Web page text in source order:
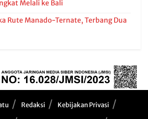
Melali ke Bali
Rute Manado-Ternate, Terbang Dua
Redaksi Kebijakan Privasi